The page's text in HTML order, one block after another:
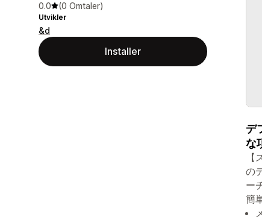
0.0 (0 Omtaler)
Utvikler
&d
Installer
デ
な
の
ー
簡